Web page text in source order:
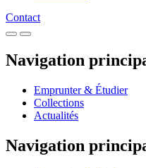
Contact
Navigation
Emprunter & Étudier
Collections
Actualités
Navigation